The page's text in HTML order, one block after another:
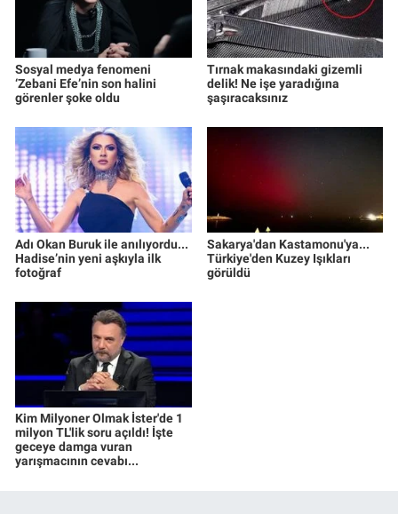
Sosyal medya fenomeni
‘Zebani Efe’nin son halini
görenler şoke oldu
Tırnak makasındaki gizemli
delik! Ne işe yaradığına
şaşıracaksınız
Adı Okan Buruk ile anılıyordu...
Hadise’nin yeni aşkıyla ilk
fotoğraf
Sakarya'dan Kastamonu'ya...
Türkiye'den Kuzey Işıkları
görüldü
Kim Milyoner Olmak İster'de 1
milyon TL'lik soru açıldı! İşte
geceye damga vuran
yarışmacının cevabı...